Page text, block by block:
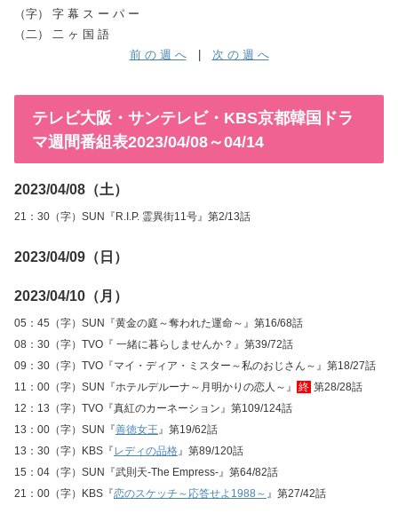
（字） 字 幕 ス ー パ ー
（二） 二 ヶ 国 語
前 の 週 へ| 次 の 週 へ
テレビ大阪・サンテレビ・KBS京都韓国ドラ
マ週間番組表2023/04/08～04/14
2023/04/08（土）
21：30（字）SUN『R.I.P. 霊異街11号』第2/13話
2023/04/09（日）
2023/04/10（月）
05：45（字）SUN『黄金の庭～奪われた運命～』第16/68話
08：30（字）TVO『 一緒に暮らしませんか？』第39/72話
09：30（字）TVO『マイ・ディア・ミスター～私のおじさん～』第18/27話
11：00（字）SUN『ホテルデルーナ～月明かりの恋人～』
終 第28/28話
12：13（字）TVO『真紅のカーネーション』第109/124話
13：00（字）SUN『善徳女王』第19/62話
13：30（字）KBS『レディの品格』第89/120話
15：04（字）SUN『武則天‐The Empress‐』第64/82話
21：00（字）KBS『恋のスケッチ～応答せよ1988～ 』第27/42話